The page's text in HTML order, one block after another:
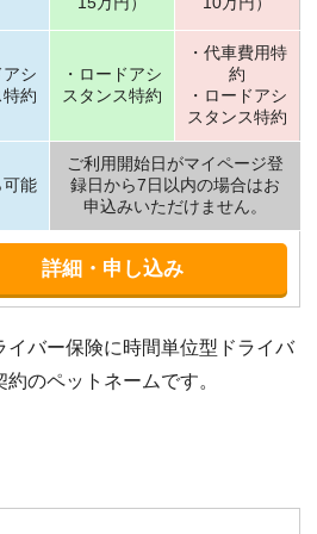
アシ
約
・ロードアシ
スタンス特約
・代車費用特
約
・ロードアシ
スタンス特約
可能
ご利用開始日がマイページ登
録日から7日以内の場合はお
申込みいただけません。
詳細・申し込み
バー保険に時間単位型ドライバ
のペットネームです。